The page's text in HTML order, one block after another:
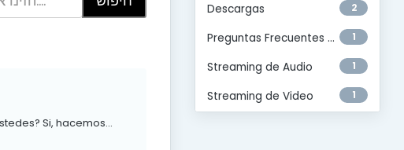
2
Descargas
1
Preguntas Frecuentes Generales
1
Streaming de Audio
1
Streaming de Video
Si, hacemos...